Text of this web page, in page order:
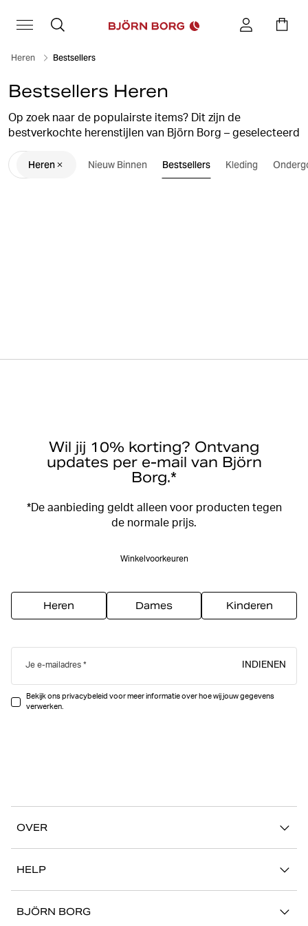
Heren Bestsellers
Bestsellers Heren
Op zoek naar de populairste items? Dit zijn de
bestverkochte herenstijlen van Björn Borg – geselecteerd
door onze klanten. Van performance sportkleding tot
iconisch ondergoed.
Heren Nieuw Binnen Bestsellers Kleding
Wil jij 10% korting? Ontvang
updates per e-mail van Björn
Borg.*
*De aanbieding geldt alleen voor producten tegen
de normale prijs.
Winkelvoorkeuren
Heren Dames Kinderen
Je e-mailadres INDIENEN
Bekijk ons privacybeleid voor meer informatie over hoe wij jouw gegevens
verwerken.
OVER
Stories
HELP
BJÖRN BORG